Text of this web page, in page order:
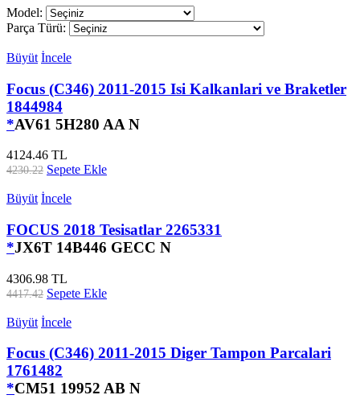
Model:
Parça Türü:
Büyüt İncele
Focus (C346) 2011-2015 Isi Kalkanlari ve Braketler
1844984
*AV61 5H280 AA N
4124.46 TL
4230.22 Sepete Ekle
Büyüt İncele
FOCUS 2018 Tesisatlar 2265331
*JX6T 14B446 GECC N
4306.98 TL
4417.42 Sepete Ekle
Büyüt İncele
Focus (C346) 2011-2015 Diger Tampon Parcalari
1761482
*CM51 19952 AB N